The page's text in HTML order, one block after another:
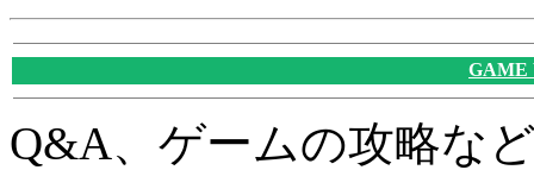
GAME
Q&A、ゲームの攻略な